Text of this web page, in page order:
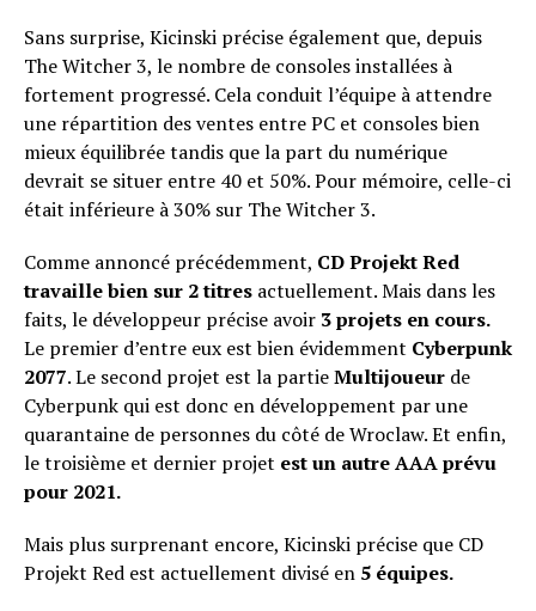
Sans surprise, Kicinski précise également que, depuis
The Witcher 3, le nombre de consoles installées à
fortement progressé. Cela conduit l’équipe à attendre
une répartition des ventes entre PC et consoles bien
mieux équilibrée tandis que la part du numérique
devrait se situer entre 40 et 50%. Pour mémoire, celle-ci
était inférieure à 30% sur The Witcher 3.
Comme annoncé précédemment, CD Projekt Red
travaille bien sur 2 titres actuellement. Mais dans les
faits, le développeur précise avoir 3 projets en cours.
Le premier d’entre eux est bien évidemment Cyberpunk
2077. Le second projet est la partieMultijoueur de
Cyberpunk qui est donc en développement par une
quarantaine de personnes du côté de Wroclaw. Et enfin,
le troisième et dernier projet est un autre AAA prévu
pour 2021.
Mais plus surprenant encore, Kicinski précise que CD
Projekt Red est actuellement divisé en 5 équipes.